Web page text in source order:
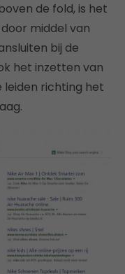
de fold, is het
middel van
bij de
het inzetten van
leiden richting het